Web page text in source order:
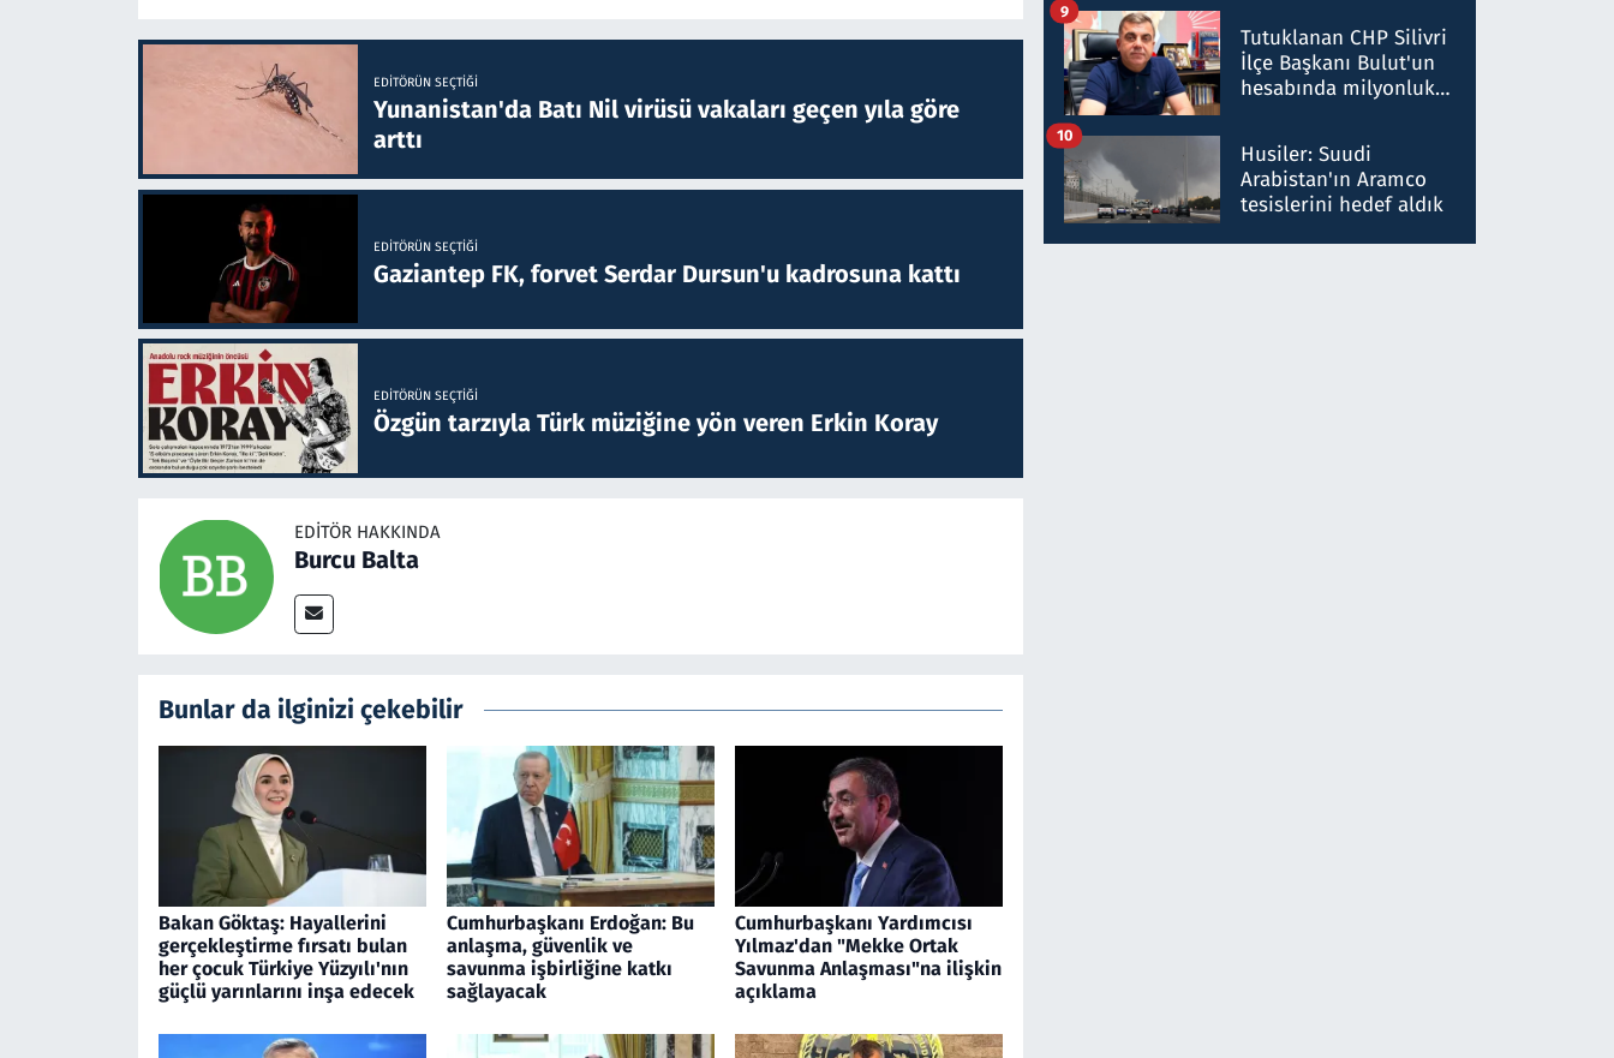
EDITÖRÜN SEÇTIĞI
Yunanistan'da Batı Nil virüsü vakaları geçen yıla göre
arttı
EDITÖRÜN SEÇTIĞI
Gaziantep FK, forvet Serdar Dursun'u kadrosuna kattı
EDITÖRÜN SEÇTIĞI
Özgün tarzıyla Türk müziğine yön veren Erkin Koray
EDITÖR HAKKINDA
Burcu Balta
Bunlar da ilginizi çekebilir
Bakan Göktaş: Hayallerini
gerçekleştirme fırsatı bulan
her çocuk Türkiye Yüzyılı'nın
güçlü yarınlarını inşa edecek
Cumhurbaşkanı Erdoğan: Bu
anlaşma, güvenlik ve
savunma işbirliğine katkı
sağlayacak
Cumhurbaşkanı Yardımcısı
Yılmaz'dan "Mekke Ortak
Savunma Anlaşması"na ilişkin
açıklama
düşürüldüğü" iddiasını
yalanladı
Tutuklanan CHP Silivri
İlçe Başkanı Bulut'un
hesabında milyonluk
talimat verdi, ben
gönderdim
9
Husiler: Suudi
Arabistan'ın Aramco
tesislerini hedef aldık
10